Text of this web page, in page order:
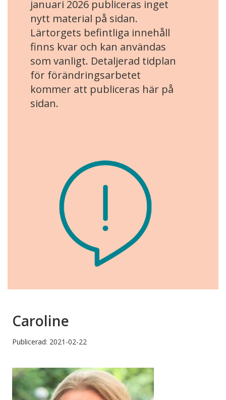
januari 2026 publiceras inget
nytt material på sidan.
Lärtorgets befintliga innehåll
finns kvar och kan användas
som vanligt. Detaljerad tidplan
för förändringsarbetet
kommer att publiceras här på
sidan.
Caroline
Publicerad: 2021-02-22